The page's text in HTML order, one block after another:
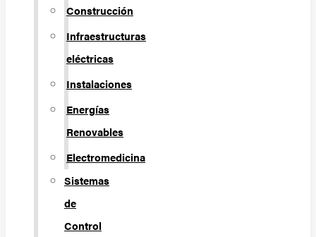
Construcción
Infraestructuras
eléctricas
Instalaciones
Energías
Renovables
Electromedicina
Sistemas
de
Control